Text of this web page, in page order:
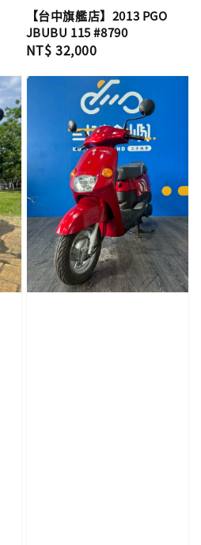
【台中旗艦店】2013 PGO
JBUBU 115 #8790
Regular
NT$ 32,000